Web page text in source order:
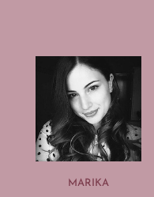
MARIKA